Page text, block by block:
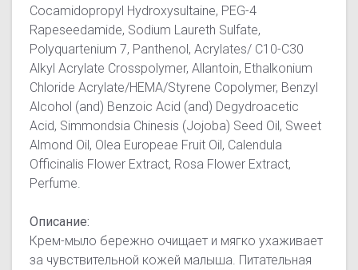
Cocamidopropyl Hydroxysultaine, PEG-4
Rapeseedamide, Sodium Laureth Sulfate,
Polyquartenium 7, Panthenol, Acrylates/ C10-C30
Alkyl Acrylate Crosspolymer, Allantoin, Ethalkonium
Chloride Acrylate/HEMA/Styrene Copolymer, Benzyl
Alcohol (and) Benzoic Acid (and) Degydroacetic
Acid, Simmondsia Chinesis (Jojoba) Seed Oil, Sweet
Almond Oil, Olea Europeae Fruit Oil, Calendula
Officinalis Flower Extract, Rosa Flower Extract,
Perfume.
Описание:
Крем-мыло бережно очищает и мягко ухаживает
за чувствительной кожей малыша. Питательная